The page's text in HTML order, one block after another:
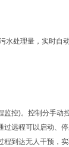
处理量，实时自
控)。控制分手动
远程可以启动、
到达无人干预，